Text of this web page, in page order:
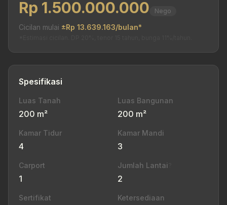
Rp 1.500.000.000 Nego
Cicilan mulai ±Rp 13.639.163/bulan*
Spesifikasi
Luas Tanah
200 m²
Luas Bangunan
200 m²
Kamar Tidur
4
Kamar Mandi
3
Carport
1
Jumlah Lantai
2
Sertifikat
Ketersediaan